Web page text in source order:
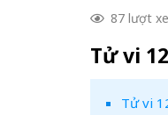
87 lượt
Tử vi
Tử vi